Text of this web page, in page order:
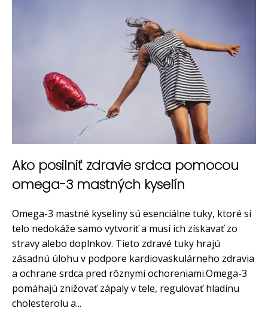
Ako posilniť zdravie srdca pomocou
omega-3 mastných kyselín
Omega-3 mastné kyseliny sú esenciálne tuky, ktoré si
telo nedokáže samo vytvoriť a musí ich získavať zo
stravy alebo doplnkov. Tieto zdravé tuky hrajú
zásadnú úlohu v podpore kardiovaskulárneho zdravia
a ochrane srdca pred rôznymi ochoreniami.Omega-3
pomáhajú znižovať zápaly v tele, regulovať hladinu
cholesterolu a...